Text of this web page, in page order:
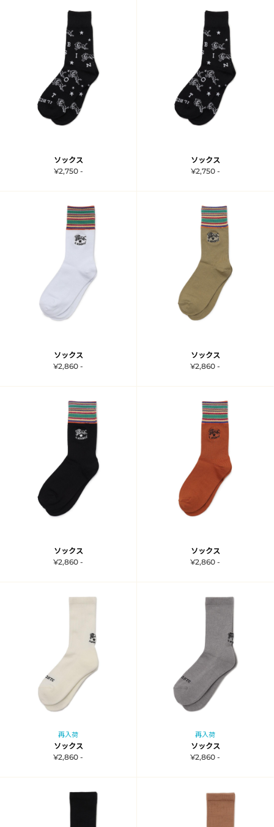
ソックス
¥2,750 -
ソックス
¥2,750 -
ソックス
¥2,860 -
ソックス
¥2,860 -
ソックス
¥2,860 -
ソックス
¥2,860 -
再入荷
ソックス
¥2,860 -
再入荷
ソックス
¥2,860 -